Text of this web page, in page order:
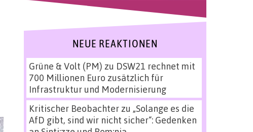
NEUE REAKTIONEN
Grüne & Volt (PM) zu DSW21 rechnet mit
700 Millionen Euro zusätzlich für
Infrastruktur und Modernisierung
Kritischer Beobachterzu „Solange es die
AfD gibt, sind wir nicht sicher“: Gedenken